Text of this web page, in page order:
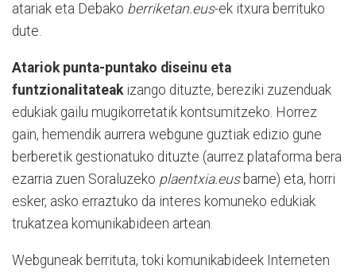
atariak eta Debako berriketan.eus-ek itxura berrituko
dute.
Atariok punta-puntako diseinu eta
funtzionalitateak izango dituzte, bereziki zuzenduak
edukiak gailu mugikorretatik kontsumitzeko. Horrez
gain, hemendik aurrera webgune guztiak edizio gune
berberetik gestionatuko dituzte (aurrez plataforma bera
ezarria zuen Soraluzeko plaentxia.eusbarne) eta, horri
esker, asko erraztuko da interes komuneko edukiak
trukatzea komunikabideen artean.
Webguneak berrituta, toki komunikabideek Interneten